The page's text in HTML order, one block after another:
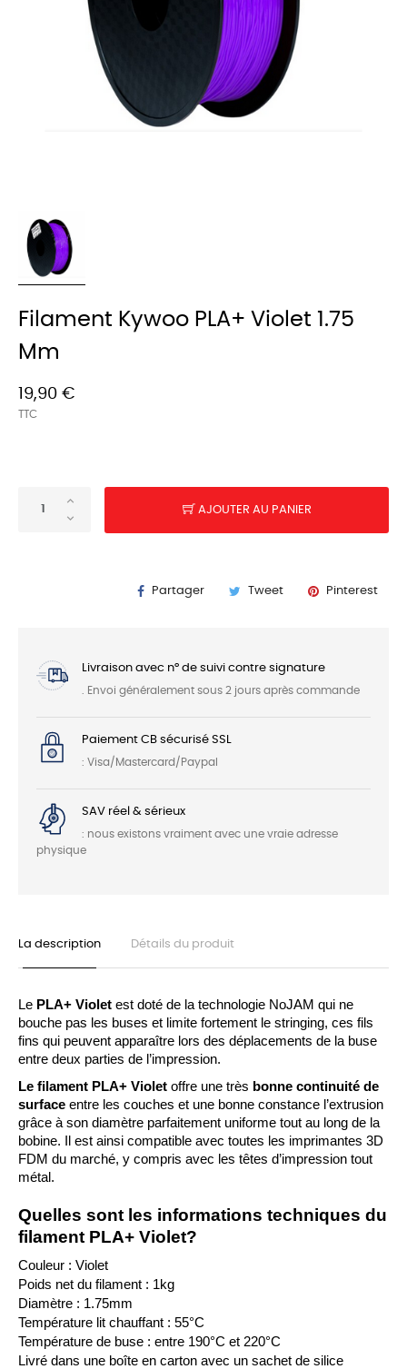
Filament Kywoo PLA+ Violet 1.75
Mm
19,90 €
TTC
AJOUTER AU PANIER
Partager Tweet Pinterest
Livraison avec n° de suivi contre signature
. Envoi généralement sous 2 jours après commande
Paiement CB sécurisé SSL
: Visa/Mastercard/Paypal
SAV réel & sérieux
: nous existons vraiment avec une vraie adresse
physique
La description Détails du produit
Le PLA+ Violet est doté de la technologie NoJAM qui ne
bouche pas les buses et limite fortement le stringing, ces fils
fins qui peuvent apparaître lors des déplacements de la buse
entre deux parties de l’impression.
Le filament PLA+ Violet offre une très bonne continuité de
surface entre les couches et une bonne constance l’extrusion
grâce à son diamètre parfaitement uniforme tout au long de la
bobine. Il est ainsi compatible avec toutes les imprimantes 3D
FDM du marché, y compris avec les têtes d’impression tout
métal.
Quelles sont les informations techniques du
filament PLA+ Violet?
Couleur : Violet
Poids net du filament : 1kg
Diamètre : 1.75mm
Température lit chauffant : 55°C
Température de buse : entre 190°C et 220°C
Livré dans une boîte en carton avec un sachet de silice